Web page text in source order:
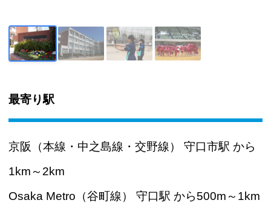
最寄り駅
京阪（本線・中之島線・交野線） 守口市駅 から
1km～2km
Osaka Metro（谷町線） 守口駅 から500m～1km